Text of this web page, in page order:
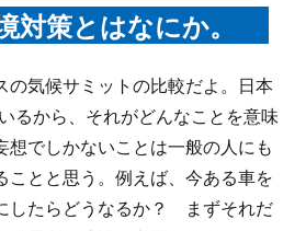
対策とはなにか。
の気候サミットの比較だよ。日本
るから、それがどんなことを意味
想でしかないことは一般の人にも
ことと思う。例えば、今ある車を
したらどうなるか？ まずそれだ